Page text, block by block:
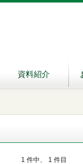
資料紹介
1 件中、 1 件目